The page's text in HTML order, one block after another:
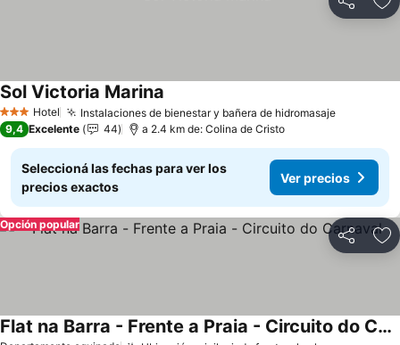
Compartir
3 Estrellas
Hotel Instalaciones de bienestar y bañera de hidromasajeVer
Sol Victoria Marina
9,4 Excelente 44 a 2.4 km de: Colina de Cristo
Seleccioná las fechas para ver los
precios exactos
Ver precios
Compartir
Opción popular
Flat na Barra - Frente a Praia - Circuito do Carnaval